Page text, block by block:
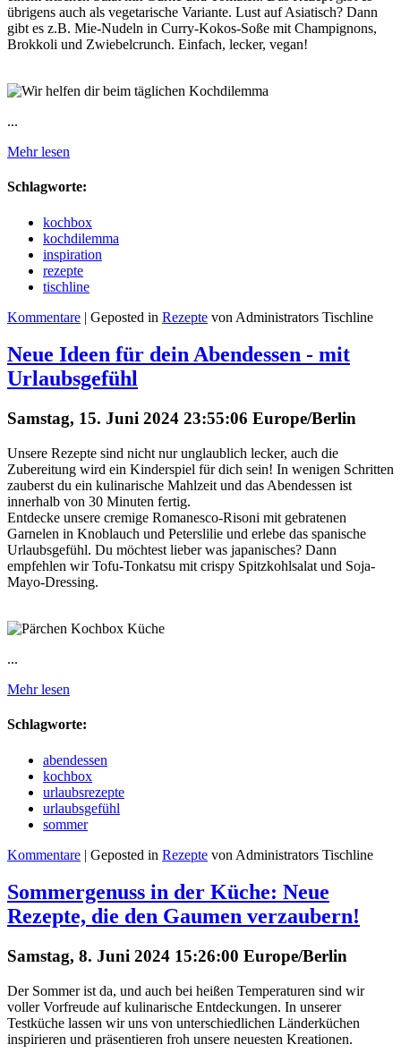
übrigens auch als vegetarische Variante. Lust auf Asiatisch? Dann
gibt es z.B. Mie-Nudeln in Curry-Kokos-Soße mit Champignons,
Brokkoli und Zwiebelcrunch. Einfach, lecker, vegan!
...
Mehr lesen
Schlagworte:
kochbox
kochdilemma
inspiration
rezepte
tischline
Kommentare | Geposted in Rezepte von Administrators Tischline
Neue Ideen für dein Abendessen - mit
Urlaubsgefühl
Samstag, 15. Juni 2024 23:55:06 Europe/Berlin
Unsere Rezepte sind nicht nur unglaublich lecker, auch die
Zubereitung wird ein Kinderspiel für dich sein! In wenigen Schritten
zauberst du ein kulinarische Mahlzeit und das Abendessen ist
innerhalb von 30 Minuten fertig.
Entdecke unsere cremige Romanesco-Risoni mit gebratenen
Garnelen in Knoblauch und Peterslilie und erlebe das spanische
Urlaubsgefühl. Du möchtest lieber was japanisches? Dann
empfehlen wir Tofu-Tonkatsu mit crispy Spitzkohlsalat und Soja-
Mayo-Dressing.
...
Mehr lesen
Schlagworte:
abendessen
kochbox
urlaubsrezepte
urlaubsgefühl
sommer
Kommentare | Geposted in Rezepte von Administrators Tischline
Sommergenuss in der Küche: Neue
Rezepte, die den Gaumen verzaubern!
Samstag, 8. Juni 2024 15:26:00 Europe/Berlin
Der Sommer ist da, und auch bei heißen Temperaturen sind wir
voller Vorfreude auf kulinarische Entdeckungen. In unserer
Testküche lassen wir uns von unterschiedlichen Länderküchen
inspirieren und präsentieren froh unsere neuesten Kreationen.